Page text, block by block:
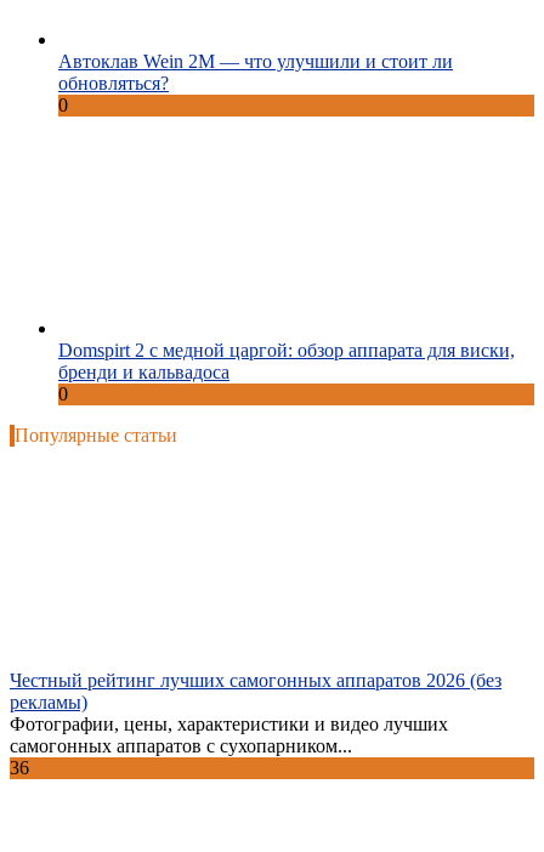
Автоклав Wein 2M — что улучшили и стоит ли
обновляться?
0
Domspirt 2 с медной царгой: обзор аппарата для виски,
бренди и кальвадоса
0
Популярные статьи
Честный рейтинг лучших самогонных аппаратов 2026 (без
рекламы)
Фотографии, цены, характеристики и видео лучших
самогонных аппаратов с сухопарником...
36